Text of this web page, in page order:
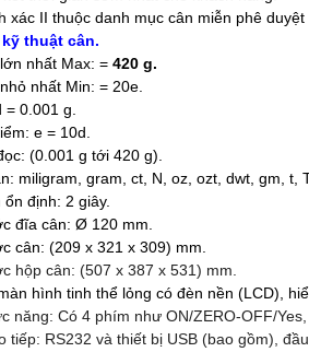
xác II thuộc danh mục cân miễn phê
thuật cân.
nhất Max: = 420 g.
nhất Min: = 20e.
0.001 g.
e = 10d.
(0.001 g tới 420 g).
miligram, gram, ct, N, oz, ozt, dwt, gm, t,
định: 2 giây.
đĩa cân: Ø 120 mm.
cân: (209 x 321 x 309) mm.
hộp cân: (507 x 387 x 531) mm.
hình tinh thể lỏng có đèn nền (LCD),
năng: Có 4 phím như ON/ZERO-OFF/
tiếp: RS232 và thiết bị USB (bao gồm),